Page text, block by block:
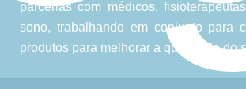
parcerias com médicos,
sono, trabalhando em conjunto para
produtos para melhorar a qualidade do